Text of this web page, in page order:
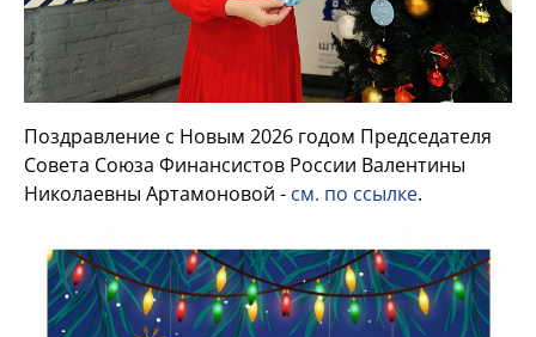
Поздравление с Новым 2026 годом Председателя
Совета Союза Финансистов России Валентины
Николаевны Артамоновой - см. по ссылке.